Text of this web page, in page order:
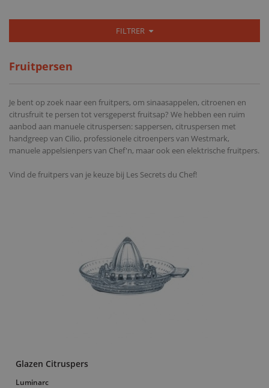
FILTRER
Fruitpersen
Je bent op zoek naar een fruitpers, om sinaasappelen, citroenen en
citrusfruit te persen tot versgeperst fruitsap? We hebben een ruim
aanbod aan manuele citruspersen: sappersen, citruspersen met
handgreep van Cilio, professionele citroenpers van Westmark,
manuele appelsienpers van Chef'n, maar ook een elektrische fruitpers.
Vind de fruitpers van je keuze bij Les Secrets du Chef!
Glazen Citruspers
Luminarc